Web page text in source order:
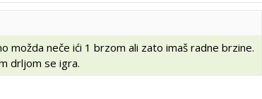
možda neče ići 1 brzom ali zato imaš radne brzine.
drljom se igra.